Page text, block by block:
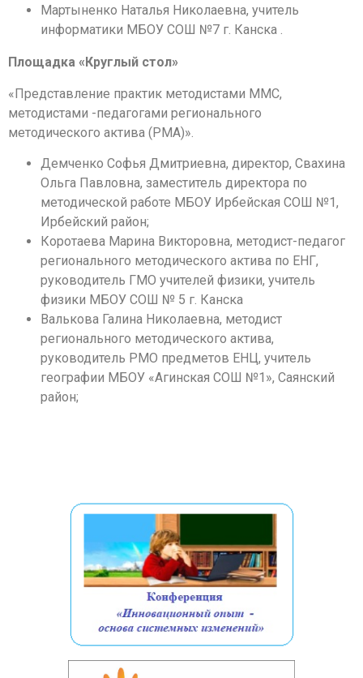
Мартыненко Наталья Николаевна, учитель
информатики МБОУ СОШ №7 г. Канска .
Площадка «Круглый стол»
«Представление практик методистами ММС,
методистами -педагогами регионального
методического актива (РМА)».
Демченко Софья Дмитриевна, директор, Свахина
Ольга Павловна, заместитель директора по
методической работе МБОУ Ирбейская СОШ №1,
Ирбейский район;
Коротаева Марина Викторовна, методист-педагог
регионального методического актива по ЕНГ,
руководитель ГМО учителей физики, учитель
физики МБОУ СОШ № 5 г. Канска
Валькова Галина Николаевна, методист
регионального методического актива,
руководитель РМО предметов ЕНЦ, учитель
географии МБОУ «Агинская СОШ №1», Саянский
район;